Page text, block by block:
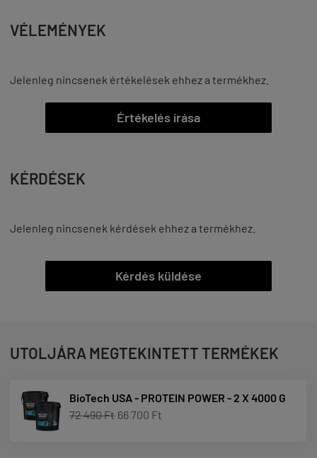
VÉLEMÉNYEK
Jelenleg nincsenek értékelések ehhez a termékhez.
Értékelés írása
KÉRDÉSEK
Jelenleg nincsenek kérdések ehhez a termékhez.
Kérdés küldése
UTOLJÁRA MEGTEKINTETT TERMÉKEK
BioTech USA - PROTEIN POWER - 2 X 4000 G
72 490 Ft 66 700 Ft